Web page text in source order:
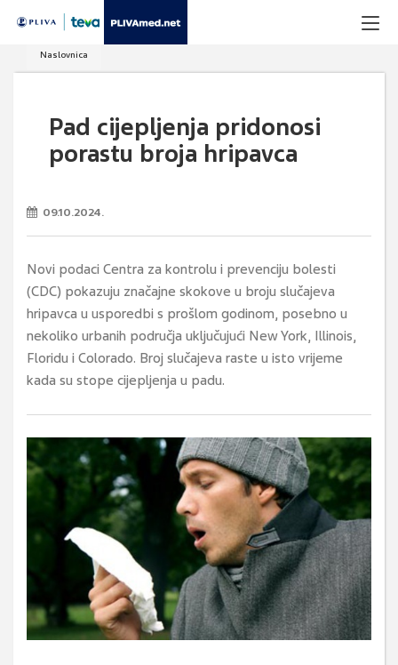
Naslovnica
Pad cijepljenja pridonosi
porastu broja hripavca
09.10.2024.
Novi podaci Centra za kontrolu i prevenciju bolesti
(CDC) pokazuju značajne skokove u broju slučajeva
hripavca u usporedbi s prošlom godinom, posebno u
nekoliko urbanih područja uključujući New York, Illinois,
Floridu i Colorado. Broj slučajeva raste u isto vrijeme
kada su stope cijepljenja u padu.